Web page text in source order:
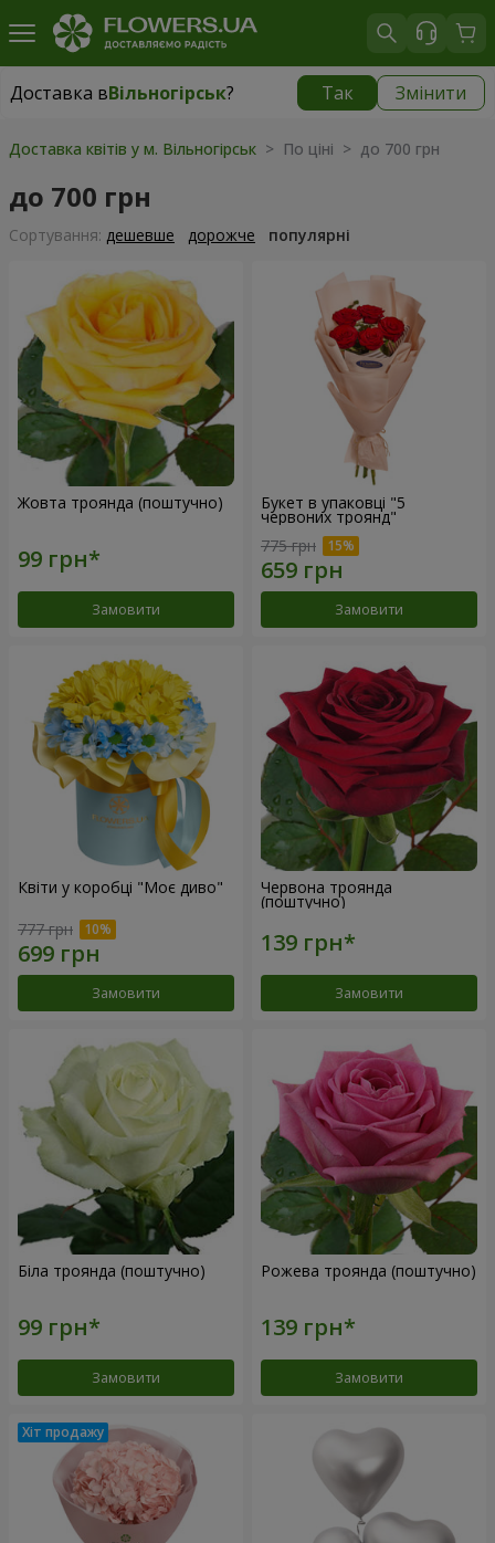
Доставка вВільногірськ? Так Змінити
Доставка вВільногірськ|
Доставка квітів у м. Вільногірськ > По ціні > до 700 грн
до 700 грн
Сортування: дешевше дорожче популярні
Жовта троянда (поштучно)
Замовити
Букет в упаковці "5
червоних троянд"
775 грн
Замовити
Квіти у коробці "Моє диво"
777 грн
Замовити
Червона троянда
(поштучно)
Замовити
Біла троянда (поштучно)
Замовити
Рожева троянда (поштучно)
Замовити